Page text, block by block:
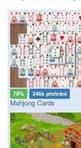
78% 346k přehrání
Mahjong Cards